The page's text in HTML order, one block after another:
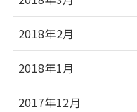
2018年2月
2018年1月
2017年12月